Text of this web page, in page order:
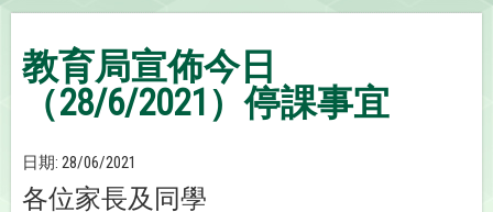
教育局宣佈今日
（28/6/2021）停課事宜
日期: 28/06/2021
各位家長及同學